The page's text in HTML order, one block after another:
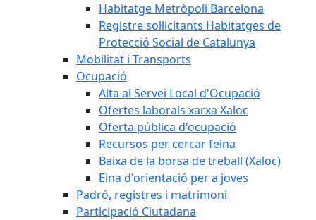
Habitatge Metròpoli Barcelona
Registre sol·licitants Habitatges de
Protecció Social de Catalunya
Mobilitat i Transports
Ocupació
Alta al Servei Local d'Ocupació
Ofertes laborals xarxa Xaloc
Oferta pública d'ocupació
Recursos per cercar feina
Baixa de la borsa de treball (Xaloc)
Eina d'orientació per a joves
Padró, registres i matrimoni
Participació Ciutadana